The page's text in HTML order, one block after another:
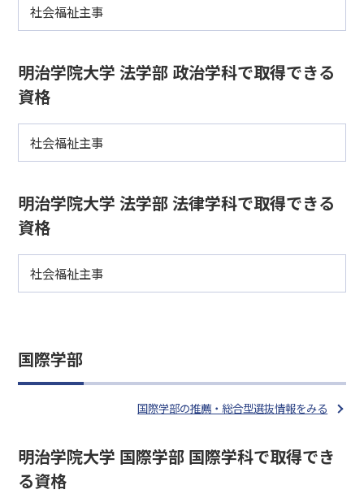
社会福祉主事
明治学院大学 法学部 政治学科で取得できる
資格
社会福祉主事
明治学院大学 法学部 法律学科で取得できる
資格
社会福祉主事
国際学部
国際学部の推薦・総合型選抜情報をみる
明治学院大学 国際学部 国際学科で取得でき
る資格